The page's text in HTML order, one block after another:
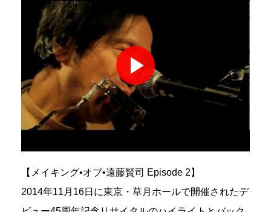
【メイキング•オブ•遠藤賢司 Episode 2】
2014年11月16日に東京・草月ホールで開催されたデ